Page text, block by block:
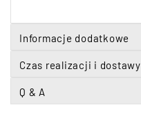
Informacje dodatkowe
Czas realizacji i dostawy
Q & A